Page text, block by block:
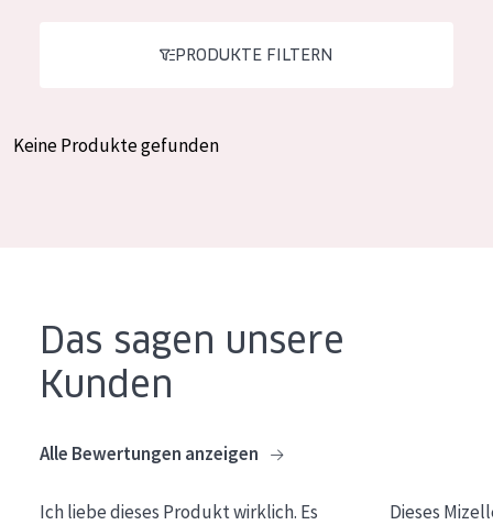
Hautregeneration
PRODUKTTYP
Reinigung
Essentials
Lift+
PRODUKTE FILTERN
Keine Produkte gefunden
Das sagen unsere
Kunden
Alle Bewertungen anzeigen
Ich liebe dieses Produkt wirklich. Es
Dieses